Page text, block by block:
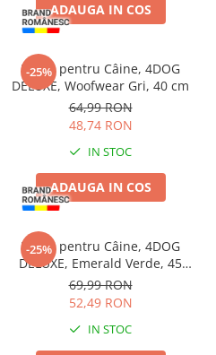
ADAUGA IN COS
-25%
Haină pentru Câine, 4DOG
DELUXE, Woofwear Gri, 40 cm
64,99 RON
48,74 RON
IN STOC
ADAUGA IN COS
-25%
Haină pentru Câine, 4DOG
DELUXE, Emerald Verde, 45
cm
69,99 RON
52,49 RON
IN STOC